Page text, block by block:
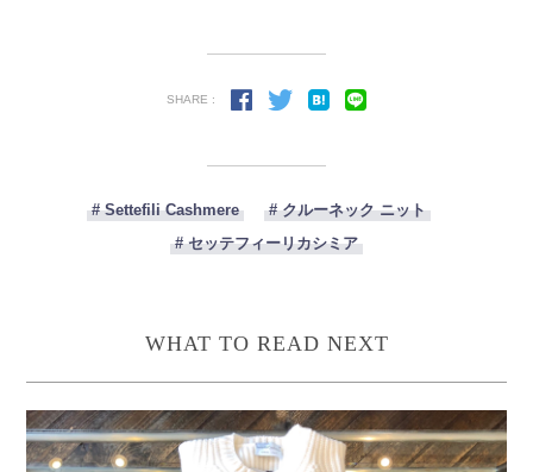
SHARE :
# Settefili Cashmere
# クルーネック ニット
# セッテフィーリカシミア
WHAT TO READ NEXT